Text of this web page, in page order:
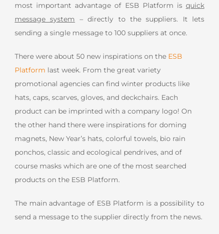
most important advantage of ESB Platform isquick
message system – directly to the suppliers. It lets
sending a single message to 100 suppliers at once.
There were about 50 new inspirations on the ESB
Platform last week. From the great variety
promotional agencies can find winter products like
hats, caps, scarves, gloves, and deckchairs. Each
product can be imprinted with a company logo! On
the other hand there were inspirations for doming
magnets, New Year’s hats, colorful towels, bio rain
ponchos, classic and ecological pendrives, and of
course masks which are one of the most searched
products on the ESB Platform.
The main advantage of ESB Platform is a possibility to
send a message to the supplier directly from the news.